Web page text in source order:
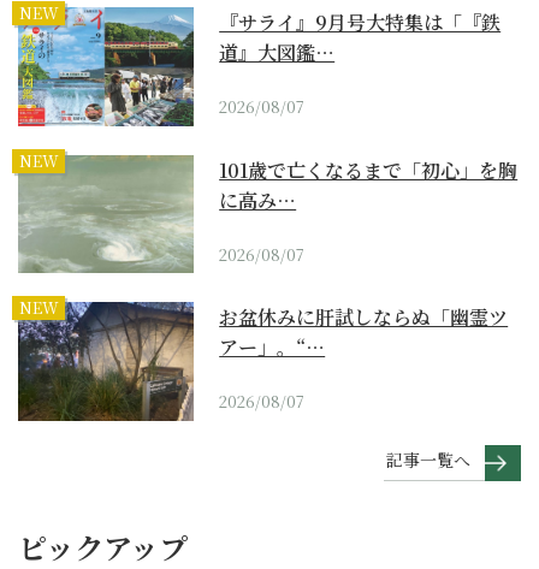
NEW
『サライ』9月号大特集は「『鉄
道』大図鑑…
2026/08/07
NEW
101歳で亡くなるまで「初心」を胸
に高み…
2026/08/07
NEW
お盆休みに肝試しならぬ「幽霊ツ
アー」。“…
2026/08/07
記事一覧へ
ピックアップ